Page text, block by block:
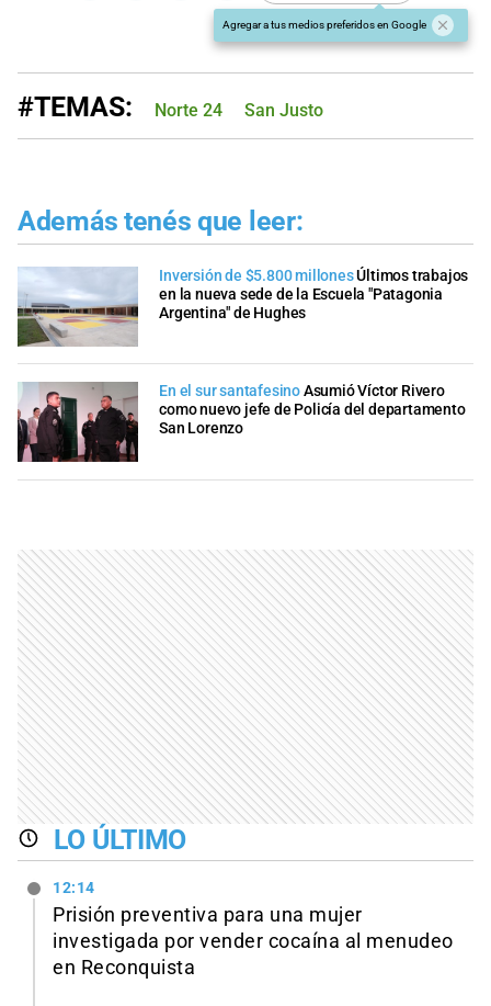
Agregar a tus medios preferidos en Google
#TEMAS: Norte 24 San Justo
Además tenés que leer:
Inversión de $5.800 millonesÚltimos trabajos
en la nueva sede de la Escuela "Patagonia
Argentina" de Hughes
En el sur santafesinoAsumió Víctor Rivero
como nuevo jefe de Policía del departamento
San Lorenzo
LO ÚLTIMO
12:14
Prisión preventiva para una mujer
investigada por vender cocaína al menudeo
en Reconquista